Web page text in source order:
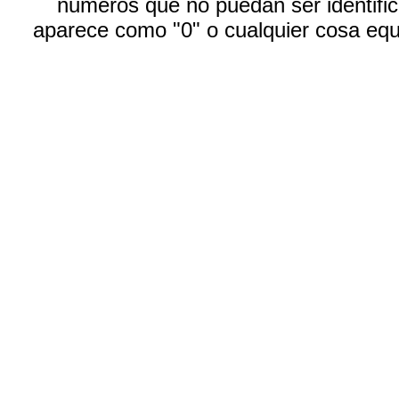
numeros que no puedan ser
aparece como "0" o cualquier cosa